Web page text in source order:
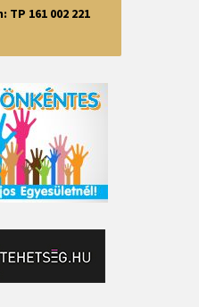
161 002 221